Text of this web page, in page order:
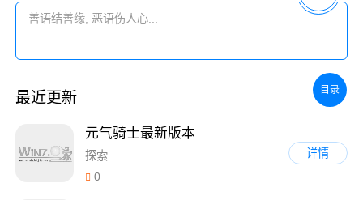
最近更新
元气骑士最新版本
探索
0
详情
目录